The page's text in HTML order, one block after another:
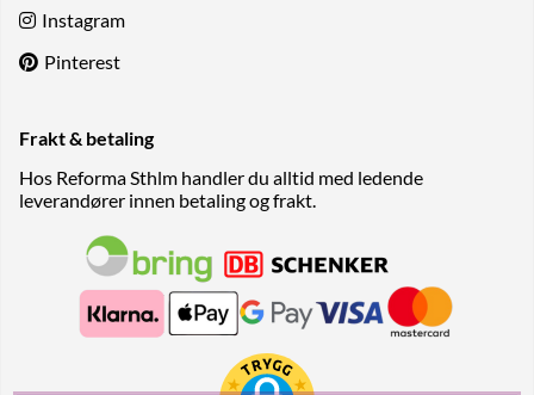
Instagram
Pinterest
Frakt & betaling
Hos Reforma Sthlm handler du alltid med ledende
leverandører innen betaling og frakt.